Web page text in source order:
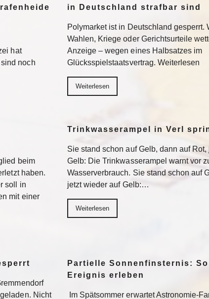
hat
noch
in Deutschland strafbar sind
Polymarket ist in Deutschland gesperrt.
Wahlen, Kriege oder Gerichtsurteile
Anzeige – wegen eines Halbsatzes im
Glücksspielstaatsvertrag. Weiterlesen
Weiterlesen
beim
haben.
soll in
mit einer
Trinkwasserampel in Verl
Sie stand schon auf Gelb, dann auf
Gelb: Die Trinkwasserampel warnt vor
Wasserverbrauch. Sie stand schon auf
jetzt wieder auf Gelb:…
Weiterlesen
Nicht
Partielle Sonnenfinsternis:
Ereignis erleben
Im Spätsommer erwartet Astronomie-